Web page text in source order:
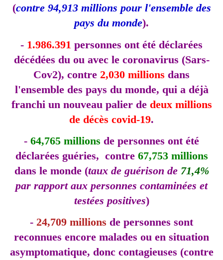
(contre 94,913 millions pour l'ensemble des
pays du monde).
- 1.986.391 personnes ont été déclarées
décédées du ou avec le coronavirus (Sars-
Cov2), contre 2,030 millions dans
l'ensemble des pays du monde, qui a déjà
franchi un nouveau palier de deux millions
de décès covid-19.
- 64,765 millions de personnes ont été
déclarées guéries, contre 67,753 millions
dans le monde (taux de guérison de 71,4%
par rapport aux personnes contaminées et
testées positives)
- 24,709 millions de personnes sont
reconnues encore malades ou en situation
asymptomatique, donc contagieuses (contre